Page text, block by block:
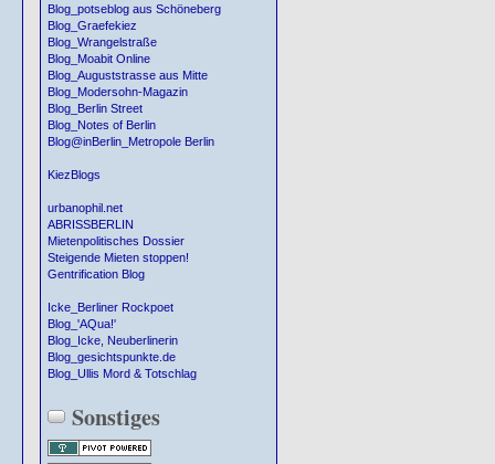
Blog_potseblog aus Schöneberg
Blog_Graefekiez
Blog_Wrangelstraße
Blog_Moabit Online
Blog_Auguststrasse aus Mitte
Blog_Modersohn-Magazin
Blog_Berlin Street
Blog_Notes of Berlin
Blog@inBerlin_Metropole Berlin
KiezBlogs
urbanophil.net
ABRISSBERLIN
Mietenpolitisches Dossier
Steigende Mieten stoppen!
Gentrification Blog
Icke_Berliner Rockpoet
Blog_'AQua!'
Blog_Icke, Neuberlinerin
Blog_gesichtspunkte.de
Blog_Ullis Mord & Totschlag
Sonstiges